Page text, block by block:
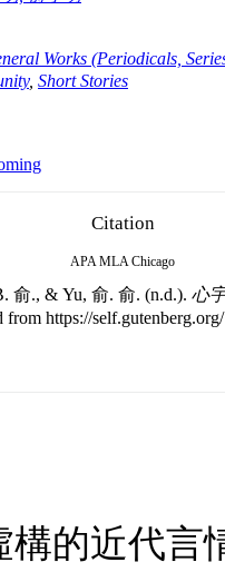
Works (Periodicals,
, Short Stories
Citation
APA MLA Chicago
俞., & Yu, 俞. 俞. (n.d.). 心
from https://self.gutenberg.org/
構的近代言